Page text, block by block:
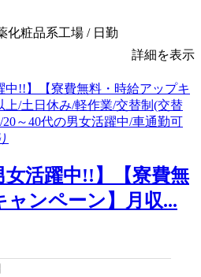
化粧品系工場 / 日勤
詳細を表示
女活躍中!!】【寮費無
ャンペーン】月収...